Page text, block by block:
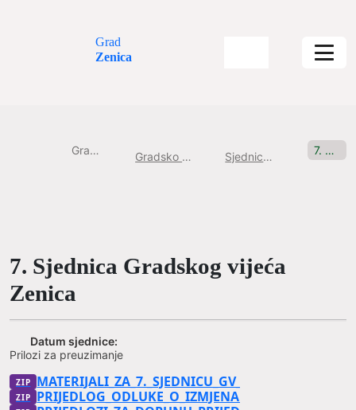
Grad
Zenica
Gradska uprava Gradsko Vijeće Grada Zenice Sjednice Gradskog vijeća 7. Sjednica Gradskog vijeća Zenica
7. Sjednica Gradskog vijeća
Zenica
Prilozi za preuzimanje
MATERIJALI_ZA_7._SJEDNICU_GV_ZENICA_-
Datum sjednice: